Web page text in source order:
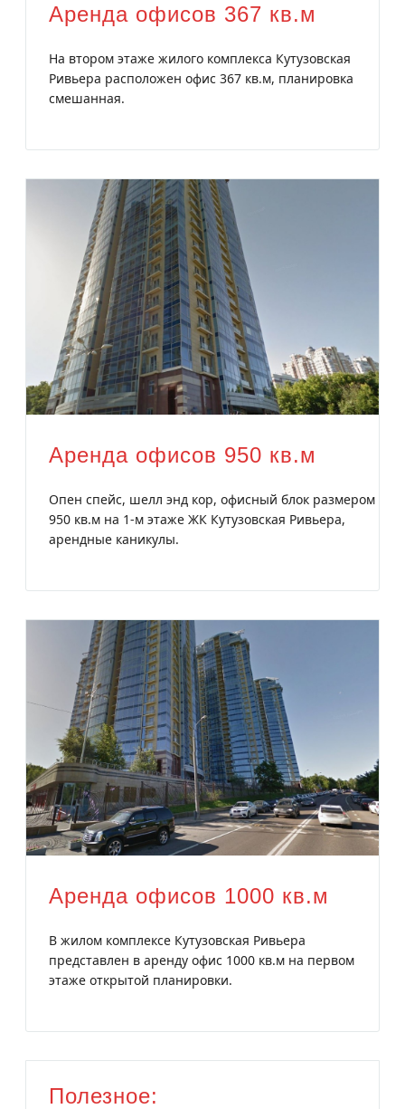
Аренда офисов 367 кв.м
На втором этаже жилого комплекса Кутузовская
Ривьера расположен офис 367 кв.м, планировка
смешанная.
Аренда офисов 950 кв.м
Опен спейс, шелл энд кор, офисный блок размером
950 кв.м на 1-м этаже ЖК Кутузовская Ривьера,
арендные каникулы.
Аренда офисов 1000 кв.м
В жилом комплексе Кутузовская Ривьера
представлен в аренду офис 1000 кв.м на первом
этаже открытой планировки.
Полезное: